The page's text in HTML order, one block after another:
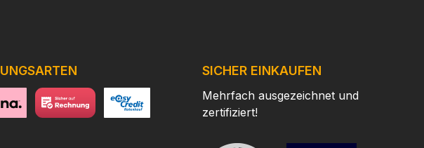
SICHER EINKAUFEN
Mehrfach ausgezeichnet und
zertifiziert!